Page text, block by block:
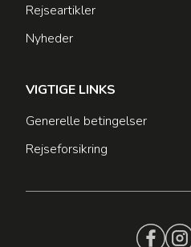
Rejseartikler
Nyheder
VIGTIGE LINKS
Generelle betingelser
Rejseforsikring